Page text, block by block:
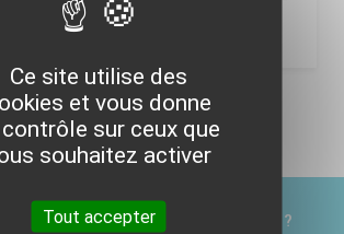
est fixée au 14 mai 2025.
d’un dispositif régional ?
Ce site utilise des
et vous donne
sur ceux que
souhaitez activer
Tout accepter